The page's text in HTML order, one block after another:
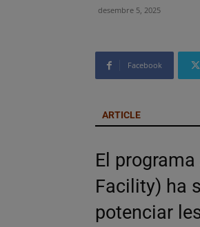
desembre 5, 2025
Facebook
ARTICLE
El
Facility) ha
potenciar